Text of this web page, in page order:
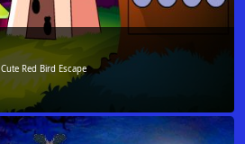
Cute Red Bird Escape